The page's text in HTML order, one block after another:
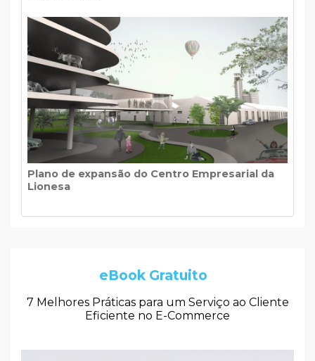
Plano de expansão do Centro Empresarial da
Lionesa
eBook Gratuito
7 Melhores Práticas para um Serviço ao Cliente
Eficiente no E-Commerce